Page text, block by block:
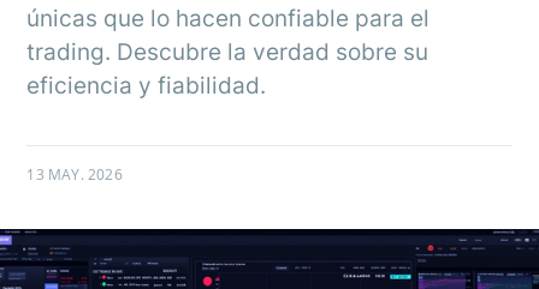
únicas que lo hacen confiable para el
trading. Descubre la verdad sobre su
eficiencia y fiabilidad.
13 MAY. 2026